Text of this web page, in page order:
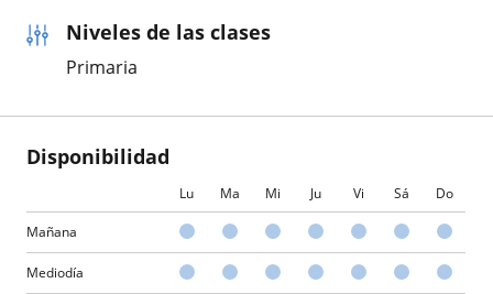
Niveles de las clases
Primaria
Disponibilidad
Lu Ma Mi Ju Vi Sá Do
Mañana
Mediodía